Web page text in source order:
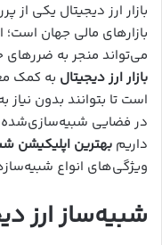
بازار ارز دیجیتال یکی
بازارهای مالی جهان است؛
می‌تواند منجر به
بازار ارز دیجیتال به کمک
است تا بتوانند بدون
در فضایی
داریم بهترین اپلیکیشن
ویژگی‌های انواع
شبیه‌ساز ارز